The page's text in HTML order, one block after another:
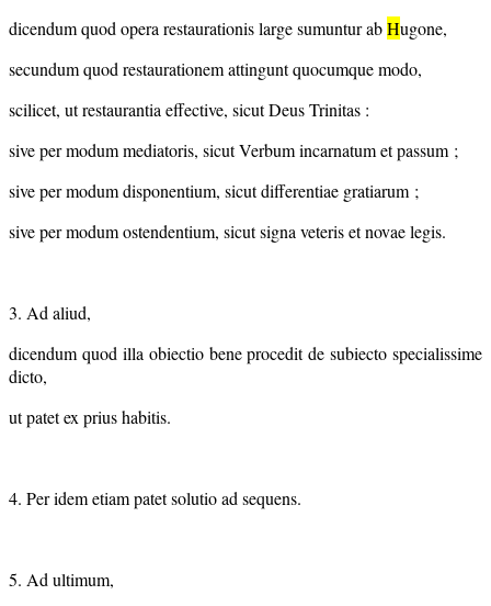
dicendum quod opera restaurationis large sumuntur abHugone,
secundum quod restaurationem attingunt quocumque modo,
scilicet, ut restaurantia effective, sicut Deus Trinitas :
sive per modum mediatoris, sicut Verbum incarnatum et passum ;
sive per modum disponentium, sicut differentiae gratiarum ;
sive per modum ostendentium, sicut signa veteris et novae legis.
3. Ad aliud,
dicendum quod illa obiectio bene procedit de subiecto specialissime
dicto,
ut patet ex prius habitis.
4. Per idem etiam patet solutio ad sequens.
5. Ad ultimum,